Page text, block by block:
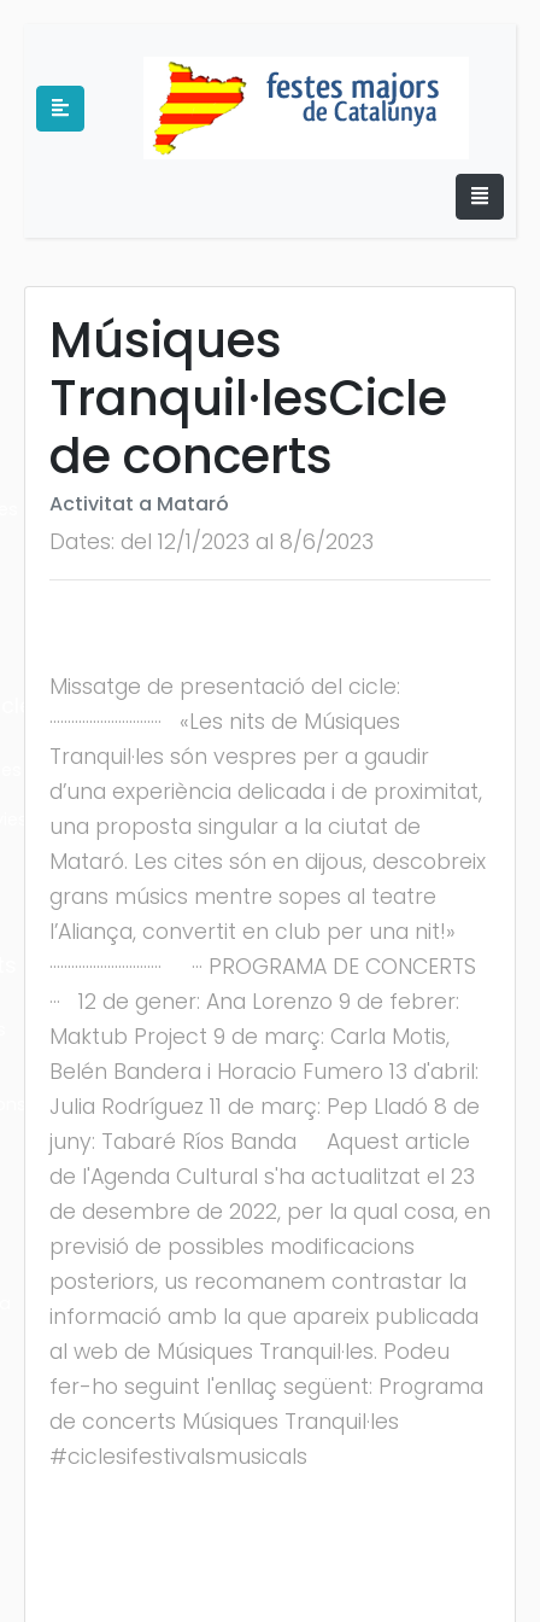
Músiques
Tranquil·lesCicle
de concerts
Activitat a Mataró
Dates: del 12/1/2023 al 8/6/2023
Missatge de presentació del cicle:
······························· «Les nits de Músiques
Tranquil·les són vespres per a gaudir
d’una experiència delicada i de proximitat,
una proposta singular a la ciutat de
Mataró. Les cites són en dijous, descobreix
grans músics mentre sopes al teatre
l’Aliança, convertit en club per una nit!»
······························· ··· PROGRAMA DE CONCERTS
··· 12 de gener: Ana Lorenzo 9 de febrer:
Maktub Project 9 de març: Carla Motis,
Belén Bandera i Horacio Fumero 13 d'abril:
Julia Rodríguez 11 de març: Pep Lladó 8 de
juny: Tabaré Ríos Banda Aquest article
de l'Agenda Cultural s'ha actualitzat el 23
de desembre de 2022, per la qual cosa, en
previsió de possibles modificacions
posteriors, us recomanem contrastar la
informació amb la que apareix publicada
al web de Músiques Tranquil·les. Podeu
fer-ho seguint l'enllaç següent: Programa
de concerts Músiques Tranquil·les
#ciclesifestivalsmusicals